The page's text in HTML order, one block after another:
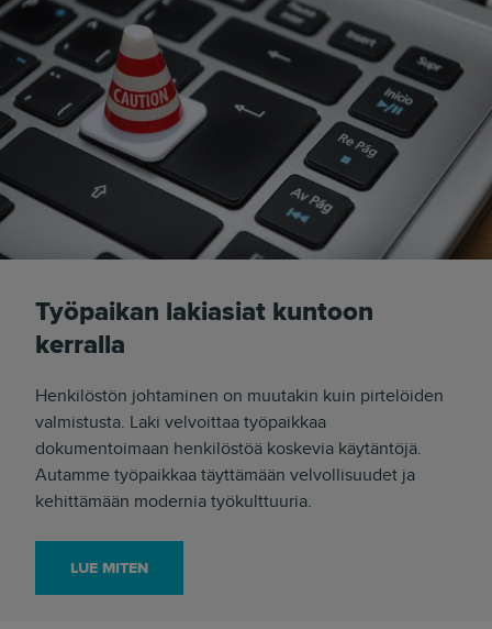
Työpaikan lakiasiat kuntoon
kerralla
Henkilöstön johtaminen on muutakin kuin pirtelöiden
valmistusta. Laki velvoittaa työpaikkaa
dokumentoimaan henkilöstöä koskevia käytäntöjä.
Autamme työpaikkaa täyttämään velvollisuudet ja
kehittämään modernia työkulttuuria.
LUE MITEN